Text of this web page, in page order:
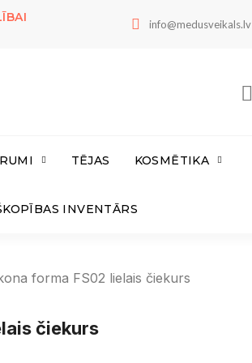
info@medusveikals.lv
TĒJAS KOSMĒTIKA
INVENTĀRS
forma FS02 lielais čiekurs
čiekurs